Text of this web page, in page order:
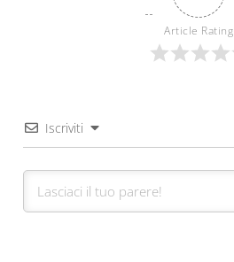
Article Rating
Iscriviti